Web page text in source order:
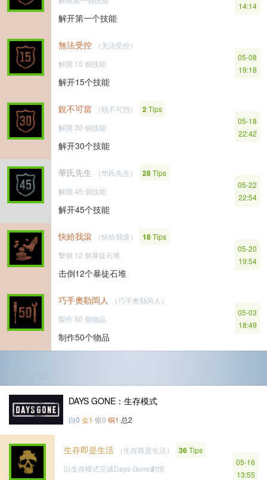
解开第一个技能
14:14
無法受控
（无法受控）
解開 15 個技能
解开15个技能
05-08
19:18
銳不可當 （锐不可挡） 2Tips
解開 30 個技能
解开30个技能
05-18
22:42
華氏先生 （华氏先生） 28Tips
解開 45 個技能
解开45个技能
05-22
22:54
快給我滾 （快给我滚） 18Tips
擊倒 12 個暴徒石堆
击倒12个暴徒石堆
05-20
19:54
巧手奧勒岡人
（巧手奥勒冈人）
製作 50 個物品
制作50个物品
05-03
18:49
DAYS GONE：生存模式
白0 金1 银0 铜1 总2
生存即是生活 （生存既是生活） 36Tips
以生存模式完成Days Gone劇情
05-16
13:55